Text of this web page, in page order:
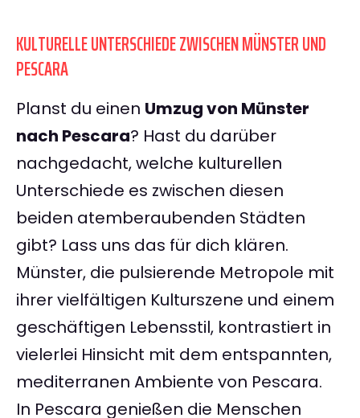
KULTURELLE UNTERSCHIEDE ZWISCHEN MÜNSTER UND
PESCARA
Planst du einen Umzug von Münster
nach Pescara? Hast du darüber
nachgedacht, welche kulturellen
Unterschiede es zwischen diesen
beiden atemberaubenden Städten
gibt? Lass uns das für dich klären.
Münster, die pulsierende Metropole mit
ihrer vielfältigen Kulturszene und einem
geschäftigen Lebensstil, kontrastiert in
vielerlei Hinsicht mit dem entspannten,
mediterranen Ambiente von Pescara.
In Pescara genießen die Menschen